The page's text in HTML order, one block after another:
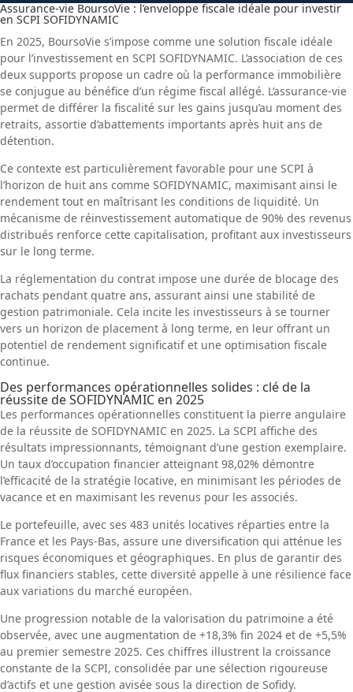
Assurance-vie BoursoVie : l’enveloppe fiscale idéale pour investir
en SCPI SOFIDYNAMIC
En 2025, BoursoVie s’impose comme une solution fiscale idéale
pour l’investissement en SCPI SOFIDYNAMIC. L’association de ces
deux supports propose un cadre où la performance immobilière
se conjugue au bénéfice d’un régime fiscal allégé. L’assurance-vie
permet de différer la fiscalité sur les gains jusqu’au moment des
retraits, assortie d’abattements importants après huit ans de
détention.
Ce contexte est particulièrement favorable pour une SCPI à
l’horizon de huit ans comme SOFIDYNAMIC, maximisant ainsi le
rendement tout en maîtrisant les conditions de liquidité. Un
mécanisme de réinvestissement automatique de 90% des revenus
distribués renforce cette capitalisation, profitant aux investisseurs
sur le long terme.
La réglementation du contrat impose une durée de blocage des
rachats pendant quatre ans, assurant ainsi une stabilité de
gestion patrimoniale. Cela incite les investisseurs à se tourner
vers un horizon de placement à long terme, en leur offrant un
potentiel de rendement significatif et une optimisation fiscale
continue.
Des performances opérationnelles solides : clé de la
réussite de SOFIDYNAMIC en 2025
Les performances opérationnelles constituent la pierre angulaire
de la réussite de SOFIDYNAMIC en 2025. La SCPI affiche des
résultats impressionnants, témoignant d’une gestion exemplaire.
Un taux d’occupation financier atteignant 98,02% démontre
l’efficacité de la stratégie locative, en minimisant les périodes de
vacance et en maximisant les revenus pour les associés.
Le portefeuille, avec ses 483 unités locatives réparties entre la
France et les Pays-Bas, assure une diversification qui atténue les
risques économiques et géographiques. En plus de garantir des
flux financiers stables, cette diversité appelle à une résilience face
aux variations du marché européen.
Une progression notable de la valorisation du patrimoine a été
observée, avec une augmentation de +18,3% fin 2024 et de +5,5%
au premier semestre 2025. Ces chiffres illustrent la croissance
constante de la SCPI, consolidée par une sélection rigoureuse
d’actifs et une gestion avisée sous la direction de Sofidy.